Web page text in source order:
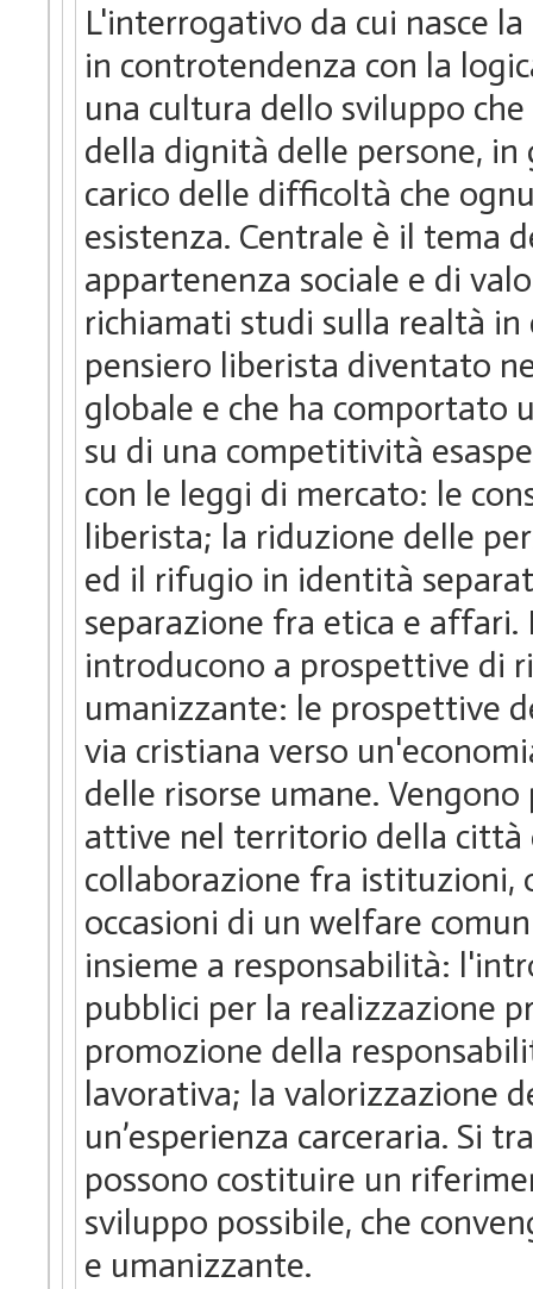
L'interrogativo da cui nasce
in controtendenza con la
una cultura dello sviluppo
della dignità delle persone,
carico delle difficoltà che
esistenza. Centrale è il tema
appartenenza sociale e di
richiamati studi sulla realtà
pensiero liberista diventato
globale e che ha comportato
su di una competitività
con le leggi di mercato: le
liberista; la riduzione delle
ed il rifugio in identità
separazione fra etica e
introducono a prospettive di
umanizzante: le prospettive
via cristiana verso
delle risorse umane.
attive nel territorio della città
collaborazione fra istituzioni,
occasioni di un welfare
insieme a responsabilità:
pubblici per la realizzazione
promozione della
lavorativa; la valorizzazione
un’esperienza carceraria. Si
possono costituire un
sviluppo possibile, che
e umanizzante.